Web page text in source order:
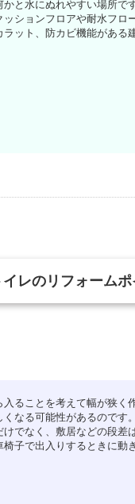
と水にぬれやすい場所で
ションフロアや耐水フ
ット、防カビ機能がある
イレのリフォームポ
入ることを考えて幅が狭
なる可能性があるのです
けでなく、敷居などの段
子で出入りするときに動